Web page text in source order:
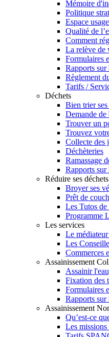
Mémoire
Politique
Espace
Qualité de
Comment
La relève de
Formulaires
Rapports
Règlement
Tarifs /
Déchets
Bien trier ses
Demande de
Trouver un
Trouvez
Collecte des
Déchèteries
Ramassage
Rapports
Réduire ses déchets
Broyer ses
Prêt de
Les Tutos
Programme
Les services
Le
Les
Commerces
Assainissement
Assainir
Fixation des
Formulaires
Rapports
Assainissement
Qu’est-ce
Les